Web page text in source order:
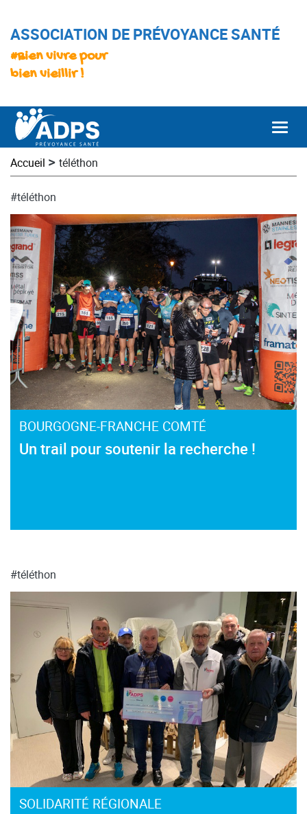
ASSOCIATION DE PRÉVOYANCE SANTÉ
#Bien vivre pour
bien vieillir !
Accueil > téléthon
#téléthon
BOURGOGNE-FRANCHE COMTÉ
Un trail pour soutenir la recherche !
#téléthon
SOLIDARITÉ RÉGIONALE